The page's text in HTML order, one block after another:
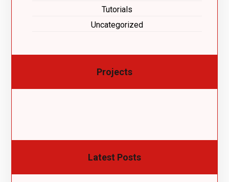
Tutorials
Uncategorized
Projects
Latest Posts